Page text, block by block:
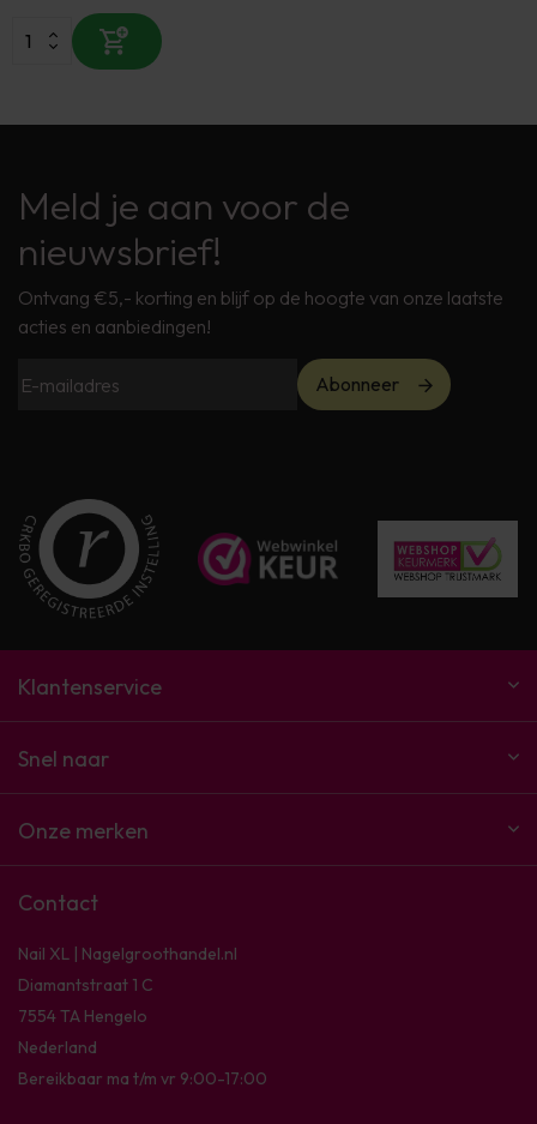
Meld je aan voor de
nieuwsbrief!
Ontvang €5,- korting en blijf op de hoogte van onze laatste
acties en aanbiedingen!
Abonneer
Klantenservice
Snel naar
Onze merken
Contact
Nail XL | Nagelgroothandel.nl
Diamantstraat 1 C
7554 TA Hengelo
Nederland
Bereikbaar ma t/m vr 9:00-17:00